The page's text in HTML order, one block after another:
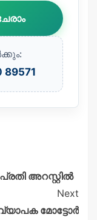
89571
അറസ്റ്റിൽ
Next
മോട്ടോർ